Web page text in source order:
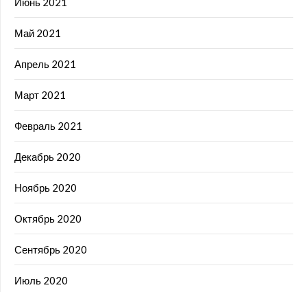
Май 2021
Апрель 2021
Март 2021
Февраль 2021
Декабрь 2020
Ноябрь 2020
Октябрь 2020
Сентябрь 2020
Июль 2020